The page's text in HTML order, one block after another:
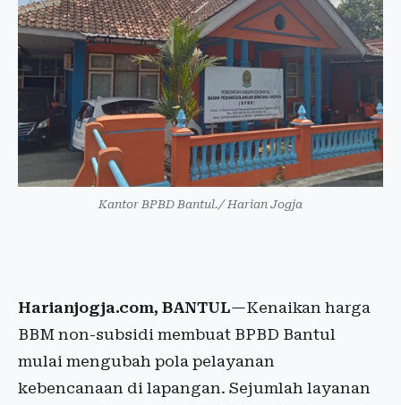
Kantor BPBD Bantul./ Harian Jogja
Harianjogja.com, BANTUL—Kenaikan harga
BBM non-subsidi membuat BPBD Bantul
mulai mengubah pola pelayanan
kebencanaan di lapangan. Sejumlah layanan